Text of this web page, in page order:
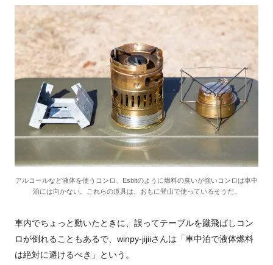
アルコールなど液体を使うコンロ、Esbitのように燃料の臭いが強いコンロは車中
泊には向かない。これらの道具は、おもに登山で使っているそうだ。
車内でちょっと動いたときに、誤ってテーブルを蹴飛ばしコン
ロが倒れることもあるで、winpy-jijiiさんは「車中泊で液体燃料
は絶対に避けるべき」という。